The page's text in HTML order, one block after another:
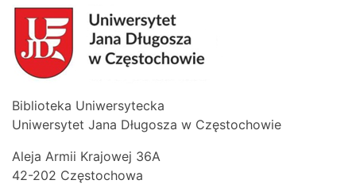
Biblioteka Uniwersytecka
Uniwersytet Jana Długosza w Częstochowie
Aleja Armii Krajowej 36A
42-202 Częstochowa